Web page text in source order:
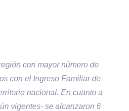
con mayor número de
con el Ingreso Familiar de
nacional. En cuanto a
vigentes- se alcanzaron 6